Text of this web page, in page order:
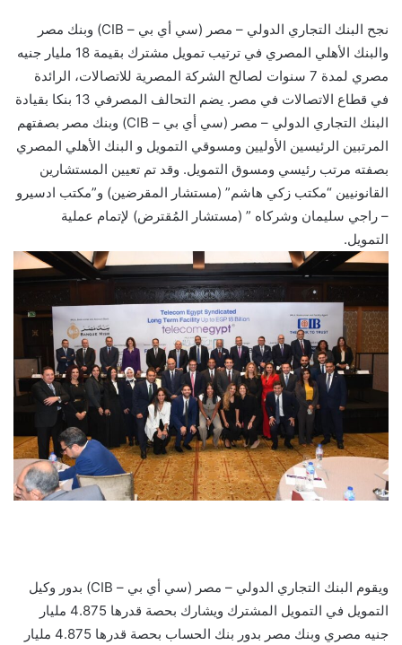
نجح البنك التجاري الدولي – مصر (سي أي بي – CIB) وبنك مصر
والبنك الأهلي المصري في ترتيب تمويل مشترك بقيمة 18 مليار جنيه
مصري لمدة 7 سنوات لصالح الشركة المصرية للاتصالات، الرائدة
في قطاع الاتصالات في مصر. يضم التحالف المصرفي 13 بنكا بقيادة
البنك التجاري الدولي – مصر (سي أي بي – CIB) وبنك مصر بصفتهم
المرتبين الرئيسين الأوليين ومسوقي التمويل و البنك الأهلي المصري
بصفته مرتب رئيسي ومسوق التمويل. وقد تم تعيين المستشارين
القانونيين “مكتب زكي هاشم” (مستشار المقرضين) و”مكتب ادسيرو
– راجي سليمان وشركاه ” (مستشار المُقترض) لإتمام عملية
التمويل.
ويقوم البنك التجاري الدولي – مصر (سي أي بي – CIB) بدور وكيل
التمويل في التمويل المشترك ويشارك بحصة قدرها 4.875 مليار
جنيه مصري وبنك مصر بدور بنك الحساب بحصة قدرها 4.875 مليار